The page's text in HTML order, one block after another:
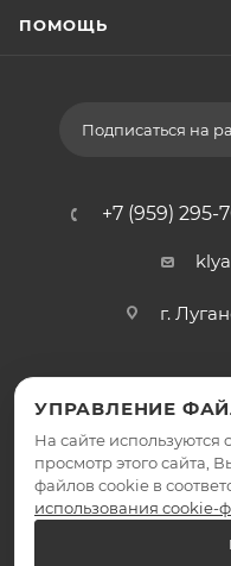
ПОМОЩЬ
Подписаться на
+7 (959) 295-
г.
2026 ©
УПРАВЛЕНИЕ
На сайте
просмотр этого сайта,
файлов cookie в
использования cookie-